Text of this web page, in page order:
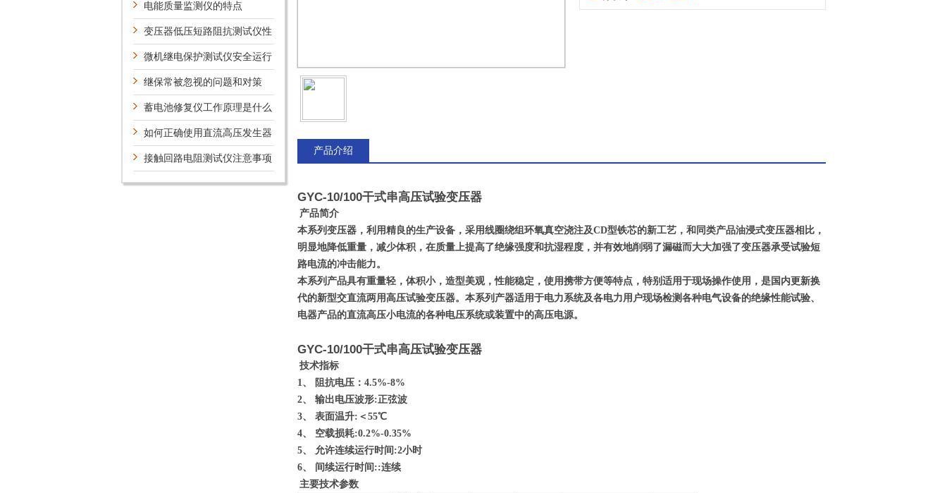
施 电能质量监测仪的特点
变压器低压短路阻抗测试仪性
能指标
微机继电保护测试仪安全运行
的注意事项
继保常被忽视的问题和对策
蓄电池修复仪工作原理是什么
如何正确使用直流高压发生器
呢？接触回路电阻测试仪注意事项
说明
产品介绍
GYC-10/100干式串高压试验变压器
产品简介
本系列变压器，利用精良的生产设备，采用线圈绕组环氧真空浇注及CD型铁芯的新工艺，和同类产品油浸式变压器相比，
明显地降低重量，减少体积，在质量上提高了绝缘强度和抗湿程度，并有效地削弱了漏磁而大大加强了变压器承受试验短
路电流的冲击能力。
本系列产品具有重量轻，体积小，造型美观，性能稳定，使用携带方便等特点，特别适用于现场操作使用，是国内更新换
代的新型交直流两用高压试验变压器。本系列产器适用于电力系统及各电力用户现场检测各种电气设备的绝缘性能试验、
电器产品的直流高压小电流的各种电压系统或装置中的高压电源。
GYC-10/100干式串高压试验变压器
技术指标
1、
阻抗电压：4.5%-8%
2、 输出电压波形:正弦波
3、 表面温升:＜55℃
4、 空载损耗:0.2%-0.35%
5、 允许连续运行时间:2小时
6、
间续运行时间::连续
主要技术参数